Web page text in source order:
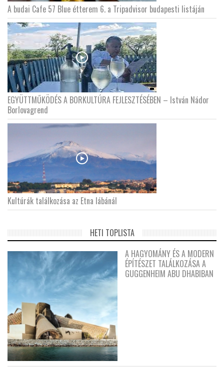
A budai Cafe 57 Blue étterem 6. a Tripadvisor budapesti listáján
EGYÜTTMŰKÖDÉS A BORKULTÚRA FEJLESZTÉSÉBEN – István Nádor
Borlovagrend
Kultúrák találkozása az Etna lábánál
HETI TOPLISTA
A HAGYOMÁNY ÉS A MODERN
ÉPÍTÉSZET TALÁLKOZÁSA A
GUGGENHEIM ABU DHABIBAN